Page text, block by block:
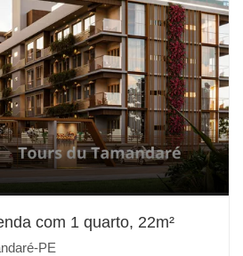
com 1 quarto, 22m²
PE